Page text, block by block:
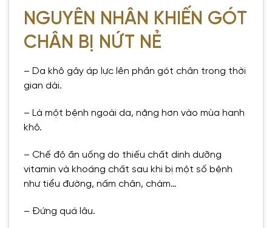
NGUYÊN NHÂN KHIẾN GÓT
CHÂN BỊ NỨT NẺ
– Da khô gây áp lực lên phần gót chân trong thời
gian dài.
– Là một bệnh ngoài da, nặng hơn vào mùa hanh
khô.
– Chế độ ăn uống do thiếu chất dinh dưỡng
vitamin và khoáng chất sau khi bị một số bệnh
như tiểu đường, nấm chân, chàm…
– Đứng quá lâu.